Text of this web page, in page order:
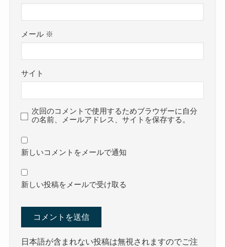
メール ※
サイト
次回のコメントで使用するためブラウザーに自分
の名前、メールアドレス、サイトを保存する。
新しいコメントをメールで通知
新しい投稿をメールで受け取る
日本語が含まれない投稿は無視されますのでご注